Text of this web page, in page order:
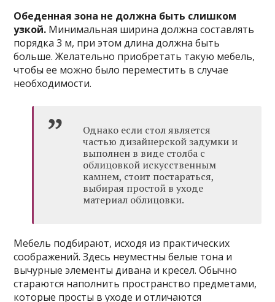
Обеденная зона не должна быть слишком
узкой. Минимальная ширина должна составлять
порядка 3 м, при этом длина должна быть
больше. Желательно приобретать такую мебель,
чтобы ее можно было переместить в случае
необходимости.
Однако если стол является
частью дизайнерской задумки и
выполнен в виде столба с
облицовкой искусственным
камнем, стоит постараться,
выбирая простой в уходе
материал облицовки.
Мебель подбирают, исходя из практических
соображений. Здесь неуместны белые тона и
вычурные элементы дивана и кресел. Обычно
стараются наполнить пространство предметами,
которые просты в уходе и отличаются